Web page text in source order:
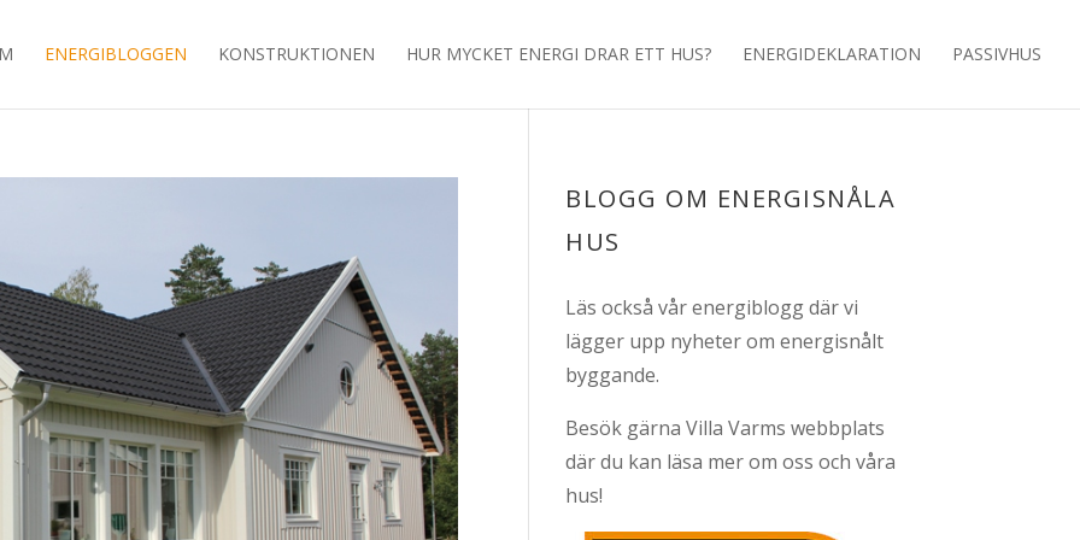
ENERGIBLOGGEN KONSTRUKTIONEN HUR MYCKET ENERGI DRAR ETT HUS? ENERGIDEKLARATION PASSIVHUS
BLOGG OM ENERGISNÅLA
HUS
Läs också vårenergibloggdär vi
lägger upp nyheter om energisnålt
byggande.
Besök gärnaVilla Varms webbplats
där du kan läsa mer om oss och våra
hus!